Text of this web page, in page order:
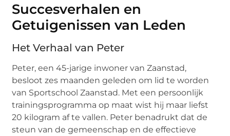
Succesverhalen en
Getuigenissen van Leden
Het Verhaal van Peter
Peter, een 45-jarige inwoner van Zaanstad,
besloot zes maanden geleden om lid te worden
van Sportschool Zaanstad. Met een persoonlijk
trainingsprogramma op maat wist hij maar liefst
20 kilogram af te vallen. Peter benadrukt dat de
steun van de gemeenschap en de effectieve